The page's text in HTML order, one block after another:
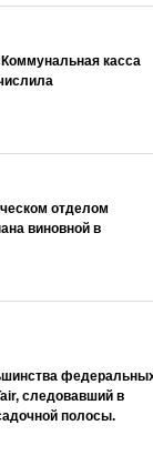
касса
отделом
виновной в
следовавший в
полосы.